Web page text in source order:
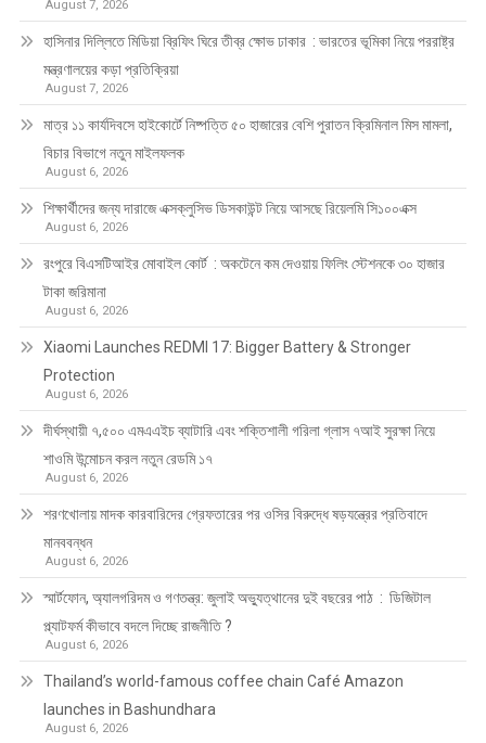
August 7, 2026
হাসিনার দিল্লিতে মিডিয়া ব্রিফিং ঘিরে তীব্র ক্ষোভ ঢাকার : ভারতের ভূমিকা নিয়ে পররাষ্ট্র
মন্ত্রণালয়ের কড়া প্রতিক্রিয়া
August 7, 2026
মাত্র ১১ কার্যদিবসে হাইকোর্টে নিষ্পত্তি ৫০ হাজারের বেশি পুরাতন ক্রিমিনাল মিস মামলা,
বিচার বিভাগে নতুন মাইলফলক
August 6, 2026
শিক্ষার্থীদের জন্য দারাজে এক্সক্লুসিভ ডিসকাউন্ট নিয়ে আসছে রিয়েলমি সি১০০এক্স
August 6, 2026
রংপুরে বিএসটিআইর মোবাইল কোর্ট : অকটেনে কম দেওয়ায় ফিলিং স্টেশনকে ৩০ হাজার
টাকা জরিমানা
August 6, 2026
Xiaomi Launches REDMI 17: Bigger Battery & Stronger
Protection
August 6, 2026
দীর্ঘস্থায়ী ৭,৫০০ এমএএইচ ব্যাটারি এবং শক্তিশালী গরিলা গ্লাস ৭আই সুরক্ষা নিয়ে
শাওমি উন্মোচন করল নতুন রেডমি ১৭
August 6, 2026
শরণখোলায় মাদক কারবারিদের গ্রেফতারের পর ওসির বিরুদ্ধে ষড়যন্ত্রের প্রতিবাদে
মানববন্ধন
August 6, 2026
স্মার্টফোন, অ্যালগরিদম ও গণতন্ত্র: জুলাই অভ্যুত্থানের দুই বছরের পাঠ : ডিজিটাল
প্ল্যাটফর্ম কীভাবে বদলে দিচ্ছে রাজনীতি ?
August 6, 2026
Thailand’s world-famous coffee chain Café Amazon
launches in Bashundhara
August 6, 2026